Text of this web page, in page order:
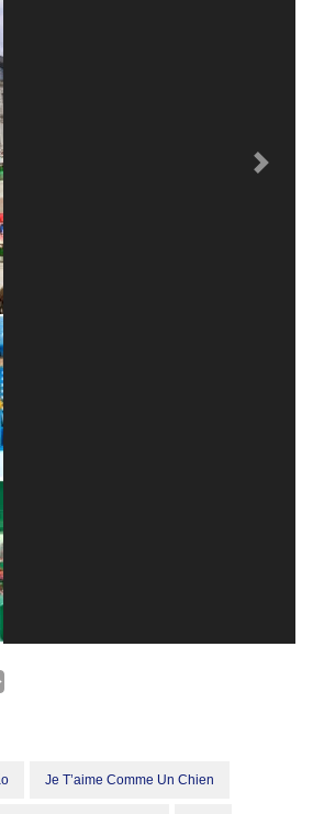
Next
Je T’aime Comme Un Chien